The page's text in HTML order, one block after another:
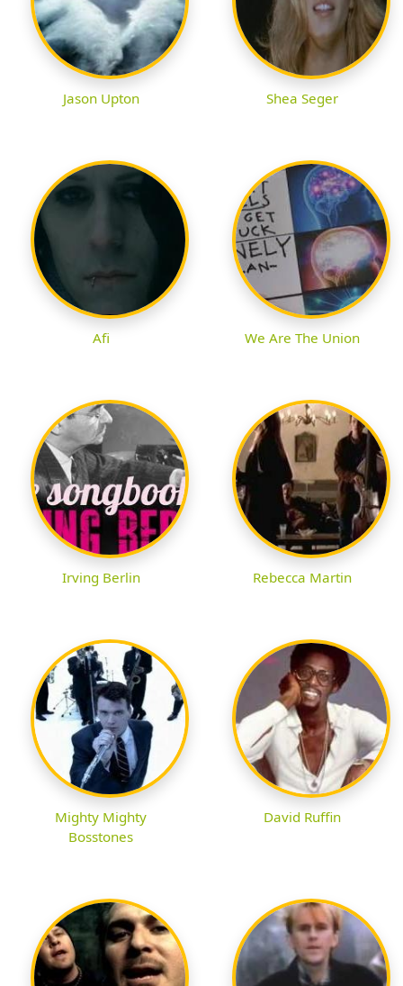
Jason Upton Shea Seger
Afi We Are The Union
Irving Berlin Rebecca Martin
Mighty Mighty
Bosstones
David Ruffin